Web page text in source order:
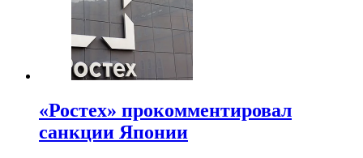
«Ростех» прокомментировал
санкции Японии